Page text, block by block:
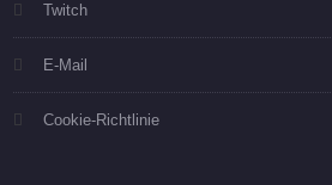
Twitch
E-Mail
Cookie-Richtlinie